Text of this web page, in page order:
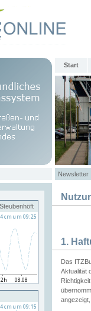
Start
Newsletter
1.
Das
Aktualität